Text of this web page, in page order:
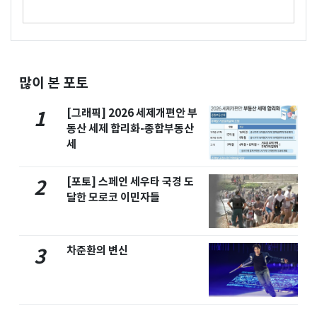
많이 본 포토
1
[그래픽] 2026 세제개편안 부
동산 세제 합리화-종합부동산
세
2
[포토] 스페인 세우타 국경 도
달한 모로코 이민자들
3 차준환의 변신